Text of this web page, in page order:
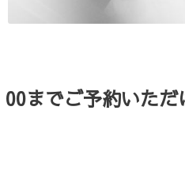
00までご予約いただ